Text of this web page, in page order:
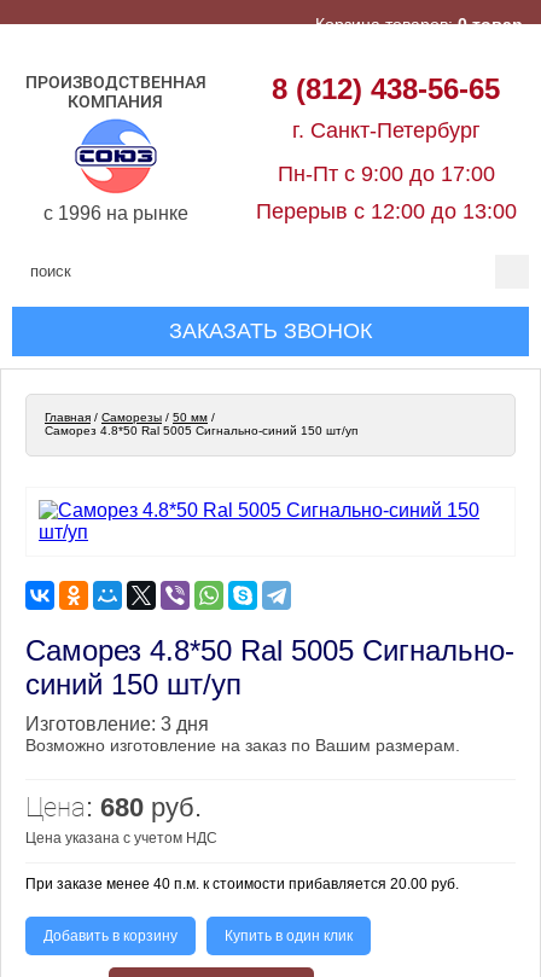
ПРОИЗВОДСТВЕННАЯ
КОМПАНИЯ
c 1996 на рынке
8 (812) 438-56-65
г. Санкт-Петербург
Пн-Пт с 9:00 до 17:00
Перерыв с 12:00 до 13:00
Корзина товаров:0 товар
ЗАКАЗАТЬ ЗВОНОК
Главная / Cаморезы / 50 мм /
Саморез 4.8*50 Ral 5005 Сигнально-синий 150 шт/уп
Саморез 4.8*50 Ral 5005 Сигнально-
синий 150 шт/уп
Изготовление: 3 дня
Возможно изготовление на заказ по Вашим размерам.
Цена: 680 руб.
Цена указана с учетом НДС
При заказе менее 40 п.м. к стоимости прибавляется 20.00 руб.
Добавить в корзину Купить в один клик